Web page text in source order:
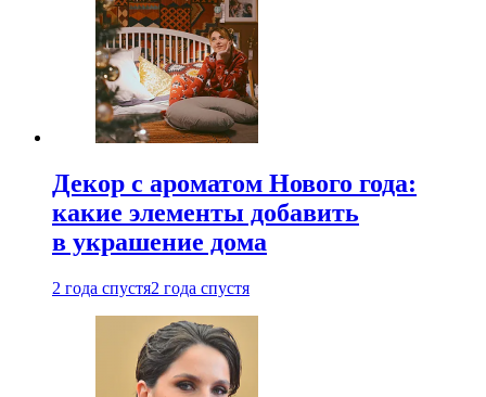
Декор с ароматом Нового года:
какие элементы добавить
в украшение дома
2 года спустя2 года спустя